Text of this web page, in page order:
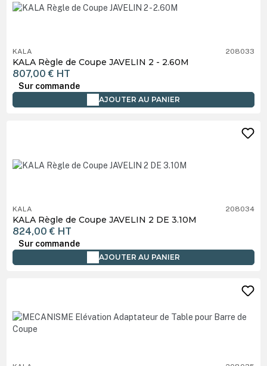
KALA 208033
KALA Règle de Coupe JAVELIN 2 - 2.60M
807,00 € HT
Sur commande
AJOUTER AU PANIER
KALA 208034
KALA Règle de Coupe JAVELIN 2 DE 3.10M
824,00 € HT
Sur commande
AJOUTER AU PANIER